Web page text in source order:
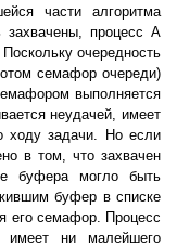
части алгоритма
захвачены, процесс A
. Поскольку очередность
семафор очереди)
выполняется
неудачей, имеет
ходу задачи. Но если
в том, что захвачен
буфера могло быть
буфер в списке
его семафор. Процесс
ни малейшего